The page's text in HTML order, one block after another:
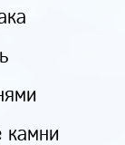
камни